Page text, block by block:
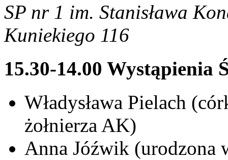
SP nr 1 im. Stanisława
Kuniekiego 116
15.30-14.00 Wystąpienia
Władysława Pielach
żołnierza AK)
Anna Jóźwik (urodzona